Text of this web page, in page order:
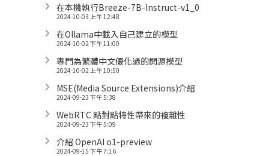
在本機執行Breeze-7B-Instruct-v1_0
2024-10-03 上午 12:48
在Ollama中載入自己建立的模型
2024-10-02 下午 11:00
專門為繁體中文優化過的開源模型
2024-10-02 上午 10:50
MSE(Media Source Extensions)介紹
2024-09-23 下午 5:38
WebRTC 點對點特性帶來的複雜性
2024-09-23 下午 5:09
介紹 OpenAI o1-preview
2024-09-15 下午 7:16